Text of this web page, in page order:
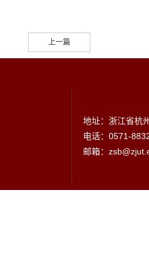
上一篇
地址：浙江省杭
电话：0571-
邮箱：